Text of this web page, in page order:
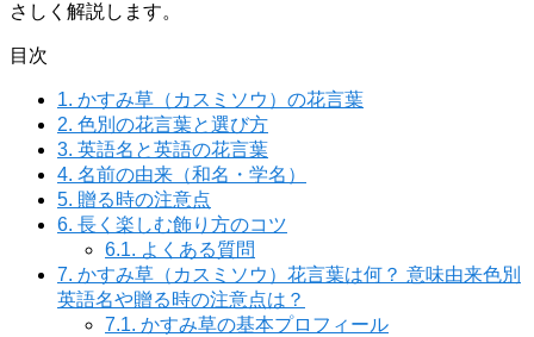
さしく解説します。
目次
1. かすみ草（カスミソウ）の花言葉
2. 色別の花言葉と選び方
3. 英語名と英語の花言葉
4. 名前の由来（和名・学名）
5. 贈る時の注意点
6. 長く楽しむ飾り方のコツ
6.1. よくある質問
7. かすみ草（カスミソウ）花言葉は何？ 意味由来色別
英語名や贈る時の注意点は？
7.1. かすみ草の基本プロフィール